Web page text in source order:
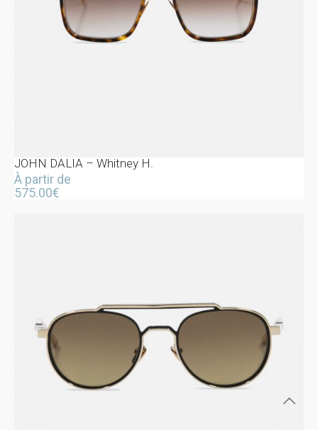
JOHN DALIA – Whitney H.
À partir de
575.00€